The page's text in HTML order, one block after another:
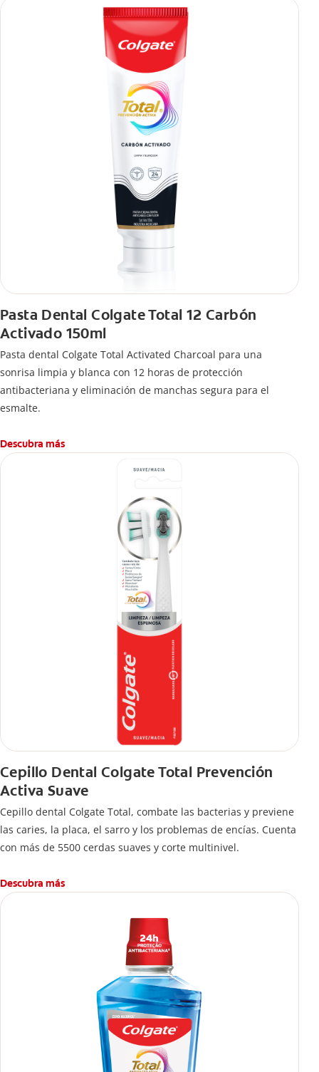
Pasta Dental Colgate Total 12 Carbón
Activado 150ml
Pasta dental Colgate Total Activated Charcoal para una
sonrisa limpia y blanca con 12 horas de protección
antibacteriana y eliminación de manchas segura para el
esmalte.
Descubra más
Cepillo Dental Colgate Total Prevención
Activa Suave
Cepillo dental Colgate Total, combate las bacterias y previene
las caries, la placa, el sarro y los problemas de encías. Cuenta
con más de 5500 cerdas suaves y corte multinivel.
Descubra más